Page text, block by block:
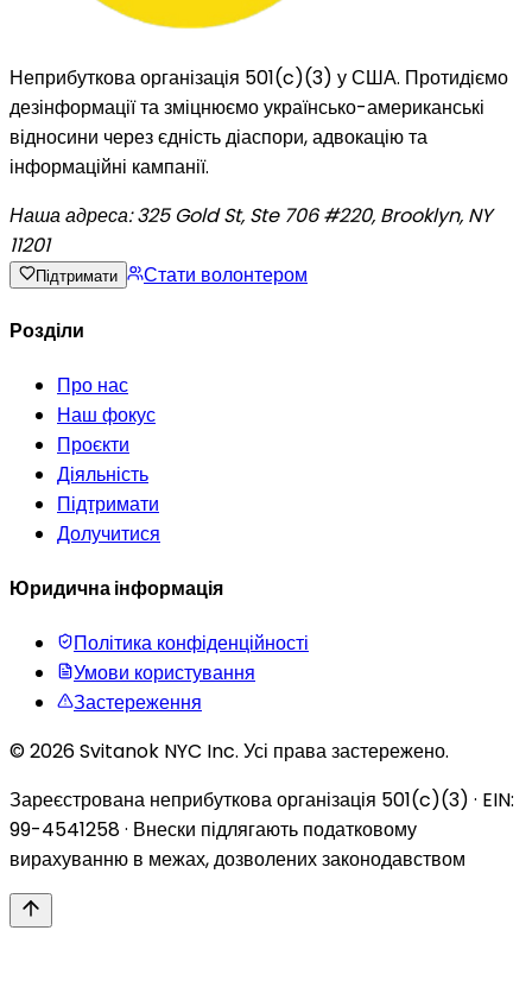
Неприбуткова організація 501(c)(3) у США. Протидіємо
дезінформації та зміцнюємо українсько-американські
відносини через єдність діаспори, адвокацію та
інформаційні кампанії.
Наша адреса: 325 Gold St, Ste 706 #220, Brooklyn, NY
11201
Підтримати Стати волонтером
Розділи
Про нас
Наш фокус
Проєкти
Діяльність
Підтримати
Долучитися
Юридична інформація
Політика конфіденційності
Умови користування
Застереження
© 2026 Svitanok NYC Inc. Усі права застережено.
Зареєстрована неприбуткова організація 501(c)(3) · EIN:
99-4541258 · Внески підлягають податковому
вирахуванню в межах, дозволених законодавством